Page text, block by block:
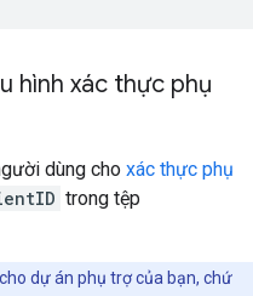
hình xác thực phụ
dùng cho xác thực phụ
trong tệp
dự án phụ trợ của bạn, chứ